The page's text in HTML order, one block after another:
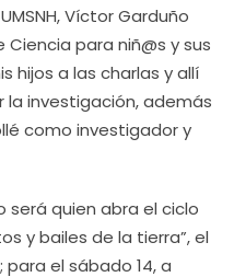
Víctor Garduño
para niñ@s y sus
hijos a las charlas y allí
la investigación, además
como investigador y
será quien abra el ciclo
y bailes de la tierra”, el
el sábado 14, a